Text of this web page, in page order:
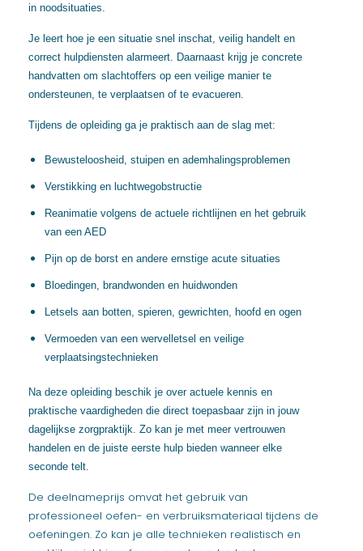
in noodsituaties.
Je leert hoe je een situatie snel inschat, veilig handelt en
correct hulpdiensten alarmeert. Daarnaast krijg je concrete
handvatten om slachtoffers op een veilige manier te
ondersteunen, te verplaatsen of te evacueren.
Tijdens de opleiding ga je praktisch aan de slag met:
Bewusteloosheid, stuipen en ademhalingsproblemen
Verstikking en luchtwegobstructie
Reanimatie volgens de actuele richtlijnen en het gebruik
van een AED
Pijn op de borst en andere ernstige acute situaties
Bloedingen, brandwonden en huidwonden
Letsels aan botten, spieren, gewrichten, hoofd en ogen
Vermoeden van een wervelletsel en veilige
verplaatsingstechnieken
Na deze opleiding beschik je over actuele kennis en
praktische vaardigheden die direct toepasbaar zijn in jouw
dagelijkse zorgpraktijk. Zo kan je met meer vertrouwen
handelen en de juiste eerste hulp bieden wanneer elke
seconde telt.
De deelnameprijs omvat het gebruik van
professioneel oefen- en verbruiksmateriaal tijdens de
oefeningen. Zo kan je alle technieken realistisch en